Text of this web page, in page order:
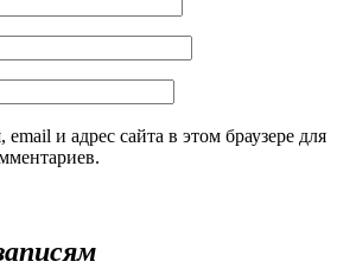
и адрес сайта в этом браузере для